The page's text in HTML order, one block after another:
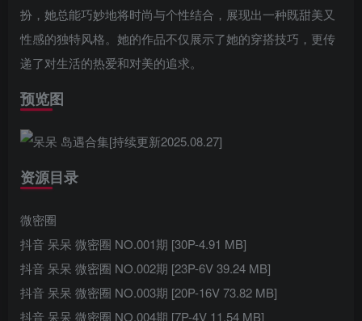
扮，她总能巧妙地将时尚与个性结合，展现出一种既甜美又
性感的独特风格。她的作品不仅展示了她的穿搭技巧，更传
递了对生活的热爱和对美的追求。
预览图
资源目录
微密圈
抖音 呆呆 微密圈 NO.001期 [30P-4.91 MB]
抖音 呆呆 微密圈 NO.002期 [23P-6V 39.24 MB]
抖音 呆呆 微密圈 NO.003期 [20P-16V 73.82 MB]
抖音 呆呆 微密圈 NO.004期 [7P-4V 11.54 MB]